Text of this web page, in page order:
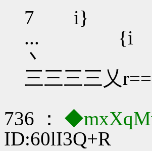
7 i}
...
丶 ／
三三三三乂
736 ：
ID:60lI3Q+R